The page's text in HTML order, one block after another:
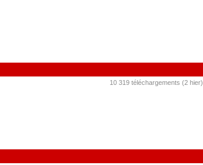
10 319 téléchargements (2 hier)